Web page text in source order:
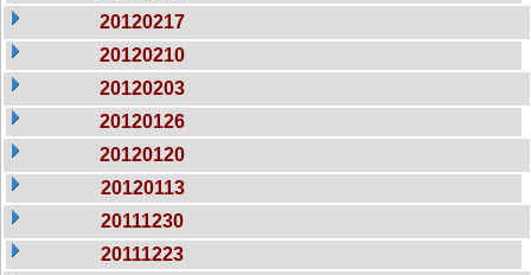
20120217
20120210
20120203
20120126
20120120
20120113
20111230
20111223